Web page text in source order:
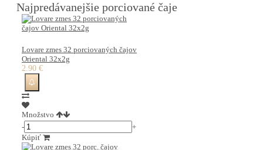
Najpredávanejšie porciované čaje
Lovare zmes 32 porciovaných čajov
Oriental 32x2g
2.90 €
Množstvo
-
+
Kúpiť